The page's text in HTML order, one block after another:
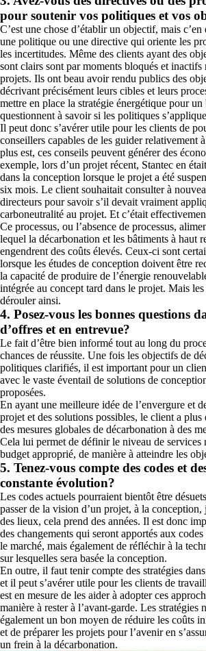
pour soutenir vos politiques et vos
C’est une chose d’établir un objectif, mais c’en
une politique ou une directive qui oriente les
les incertitudes. Même des clients ayant des
sont clairs sont par moments bloqués et inactifs
projets. Ils ont beau avoir rendu publics des
décrivant précisément leurs cibles et leurs
mettre en place la stratégie énergétique pour
questionnent à savoir si les politiques
Il peut donc s’avérer utile pour les clients de
conseillers capables de les guider relativement
plus est, ces conseils peuvent générer des
exemple, lors d’un projet récent, Stantec en
dans la conception lorsque le projet a été
six mois. Le client souhaitait consulter à
directeurs pour savoir s’il devait vraiment
carboneutralité au projet. Et c’était
Ce processus, ou l’absence de processus,
lequel la décarbonation et les bâtiments à haut
engendrent des coûts élevés. Ceux-ci sont
lorsque les études de conception doivent être
la capacité de produire de l’énergie
intégrée au concept tard dans le projet. Mais les
dérouler ainsi.
4. Posez-vous les bonnes questions
d’offres et en entrevue?
Le fait d’être bien informé tout au long du
chances de réussite. Une fois les objectifs de
politiques clarifiés, il est important pour un
avec le vaste éventail de solutions de
proposées.
En ayant une meilleure idée de l’envergure et
projet et des solutions possibles, le client a
des mesures globales de décarbonation à des
Cela lui permet de définir le niveau de services
budget approprié, de manière à atteindre les
5. Tenez-vous compte des codes et
constante évolution?
Les codes actuels pourraient bientôt être
passer de la vision d’un projet, à la conception,
des lieux, cela prend des années. Il est donc
des changements qui seront apportés aux
le marché, mais également de réfléchir à la
sur lesquelles sera basée la conception.
En outre, il faut tenir compte des stratégies
et il peut s’avérer utile pour les clients de
est en mesure de les aider à adopter ces
manière à rester à l’avant-garde. Les stratégies
également un bon moyen de réduire les coûts
et de préparer les projets pour l’avenir en
un frein à la décarbonation.